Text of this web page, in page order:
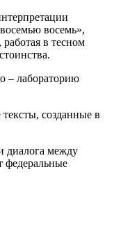
восемь»,
в тесном
– лабораторию
созданные в
диалога между
федеральные